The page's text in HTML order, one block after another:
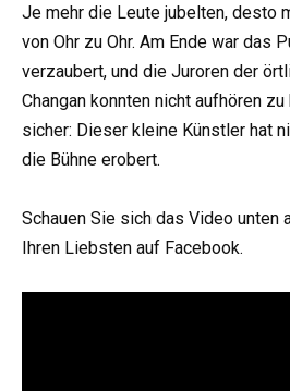
Je mehr die Leute jubelten, desto
von Ohr zu Ohr. Am Ende war das
verzaubert, und die Juroren der
Changan konnten nicht aufhören
sicher: Dieser kleine Künstler hat
die Bühne erobert.
Schauen Sie sich das Video unten
Ihren Liebsten auf Facebook.